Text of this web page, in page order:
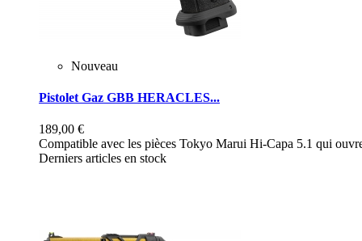
Nouveau
Pistolet Gaz GBB HERACLES...
189,00 €
Compatible avec les pièces Tokyo Marui Hi-Capa 5.1 qui
Derniers articles en stock